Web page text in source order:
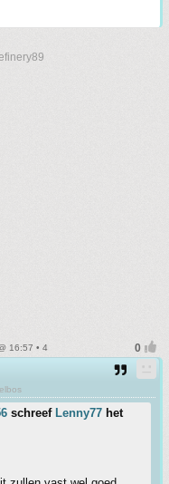
16:57 • 4
schreef Lenny77 het